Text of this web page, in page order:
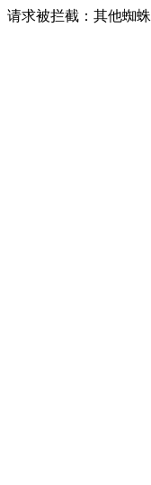
请求被拦截：其他蜘蛛